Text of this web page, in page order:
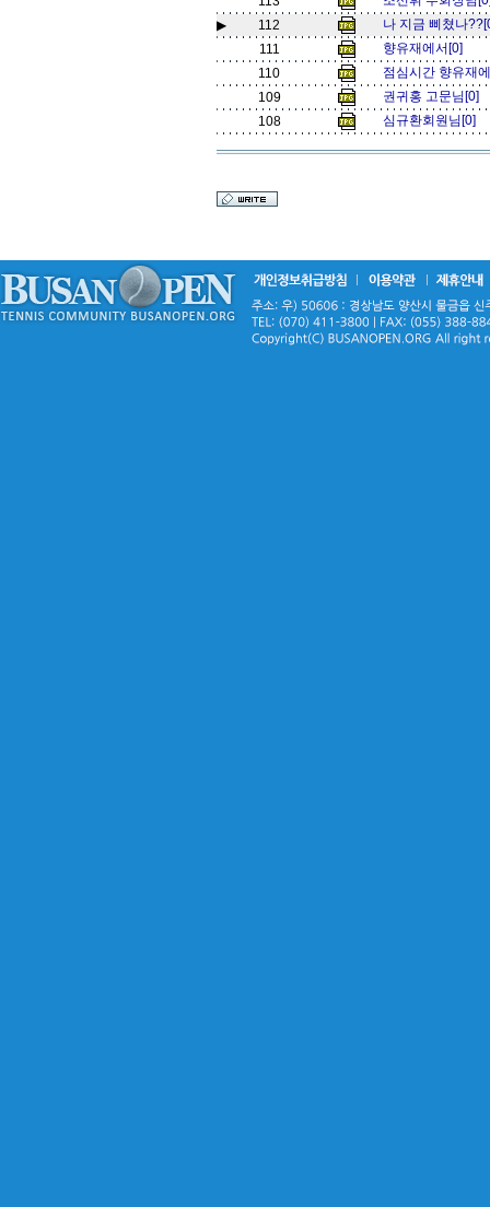
▶
112
나 지금 삐쳤나
111
향유재에서[0]
110
점심시간 향유재
109
권귀홍 고문님[0]
108
심규환회원님[0]